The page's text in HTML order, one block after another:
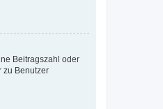
Beitragszahl oder
zu Benutzer